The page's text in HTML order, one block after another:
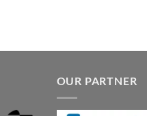
OUR PARTNER